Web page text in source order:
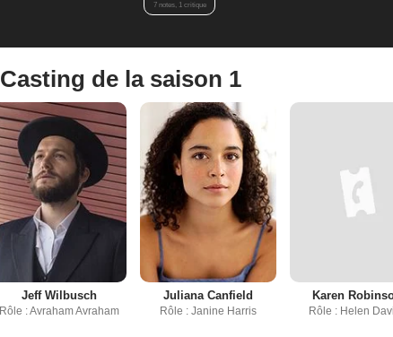
7 notes, 1 critique
Casting de la saison 1
Jeff Wilbusch
Rôle : Avraham Avraham
Juliana Canfield
Rôle : Janine Harris
Karen
Rôle : Helen